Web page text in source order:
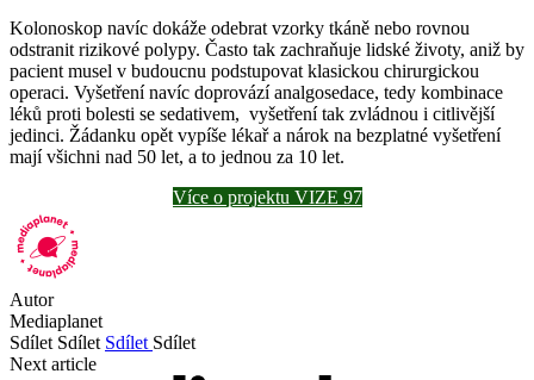
Kolonoskop navíc dokáže odebrat vzorky tkáně nebo rovnou
odstranit rizikové polypy. Často tak zachraňuje lidské životy, aniž by
pacient musel v budoucnu podstupovat klasickou chirurgickou
operaci. Vyšetření navíc doprovází analgosedace, tedy kombinace
léků proti bolesti se sedativem, vyšetření tak zvládnou i citlivější
jedinci. Žádanku opět vypíše lékař a nárok na bezplatné vyšetření
mají všichni nad 50 let, a to jednou za 10 let.
Více o projektu VIZE 97
Autor
Mediaplanet
Sdílet Sdílet Sdílet Sdílet
Next article